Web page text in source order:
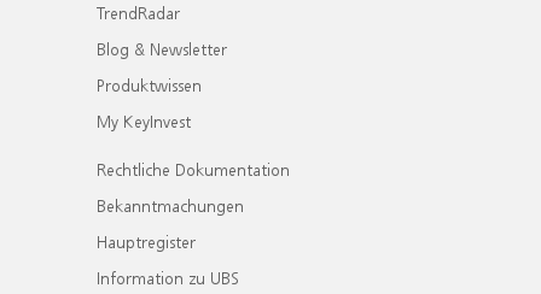
TrendRadar
Blog & Newsletter
Produktwissen
My KeyInvest
Rechtliche Dokumentation
Bekanntmachungen
Hauptregister
Information zu UBS